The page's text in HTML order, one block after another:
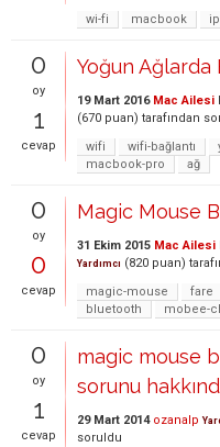
wi-fi
macbook
0
oy
1
cevap
Yoğun Ağlarda
19 Mart 2016 Mac Ailesi
(670 puan) tarafından
wifi
wifi-bağlantı
macbook-pro
ağ
0
oy
0
cevap
Magic Mouse
31 Ekim 2015 Mac Ailesi
Yardımcı (820 puan)
magic-mouse
fare
bluetooth
mobee-
0
oy
1
cevap
magic mouse
sorunu
29 Mart 2014 ozanalp
soruldu